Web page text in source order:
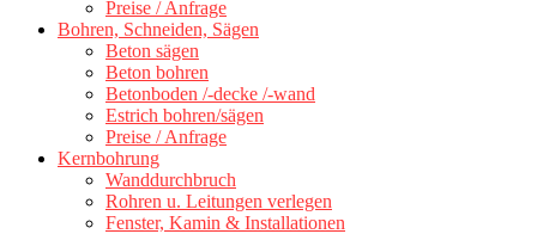
Preise / Anfrage
Bohren, Schneiden, Sägen
Beton sägen
Beton bohren
Betonboden /-decke /-wand
Estrich bohren/sägen
Preise / Anfrage
Kernbohrung
Wanddurchbruch
Rohren u. Leitungen verlegen
Fenster, Kamin & Installationen